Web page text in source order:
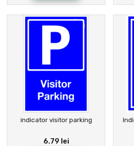
indicator visitor parking
6.79 lei